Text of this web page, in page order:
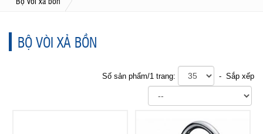
BỘ VÒI XẢ BỒN
Số sản phẩm/1 trang: - Sắp xếp